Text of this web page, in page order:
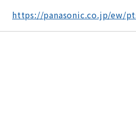
https://panasonic.co.jp/ew/